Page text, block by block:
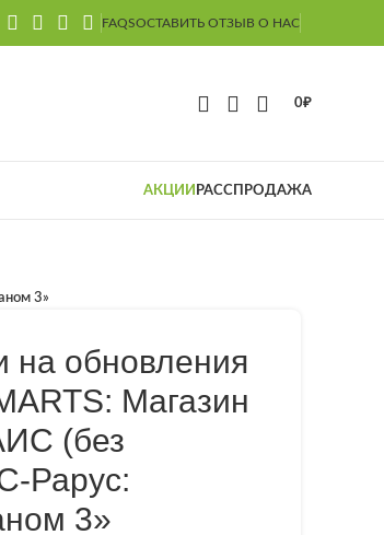
FAQSОСТАВИТЬ ОТЗЫВ О НАС
0₽
АКЦИИ РАССПРОДАЖА
3»
на обновления
Магазин
(без
Рарус:
3»